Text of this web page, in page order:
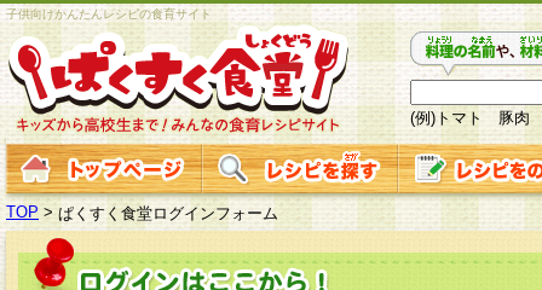
子供向けかんたんレシピの食育サイト
(例)トマト 豚肉
TOP > ぱくすく食堂ログインフォーム